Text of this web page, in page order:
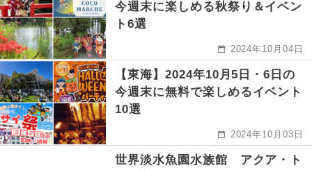
今週末に楽しめる秋祭り＆イベン
ト6選
2024年10月04日
【東海】2024年10月5日・6日の
今週末に無料で楽しめるイベント
10選
2024年10月03日
世界淡水魚園水族館 アクア・ト